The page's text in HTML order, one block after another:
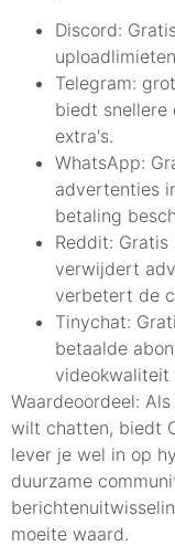
Discord:
Telegram:
biedt snellere
extra's.
WhatsApp:
advertenties
betaling
Reddit:
verwijdert
verbetert de
Tinychat:
betaalde
videokwaliteit
Waardeoordeel:
wilt chatten, biedt
lever je wel in op
duurzame
moeite waard.